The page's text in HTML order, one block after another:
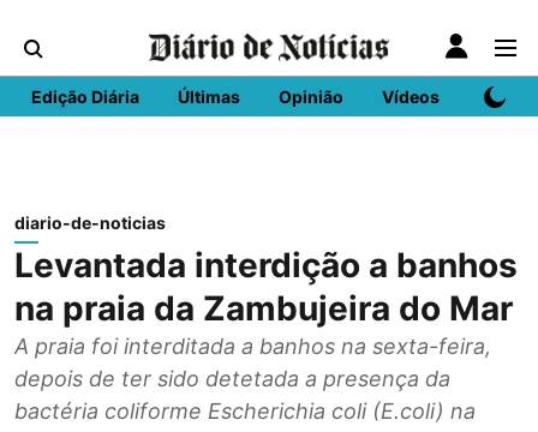
Edição Diária Últimas Opinião Vídeos DN
diario-de-noticias
Levantada interdição a banhos
na praia da Zambujeira do Mar
A praia foi interditada a banhos na sexta-feira,
depois de ter sido detetada a presença da
bactéria coliforme Escherichia coli (E.coli) na